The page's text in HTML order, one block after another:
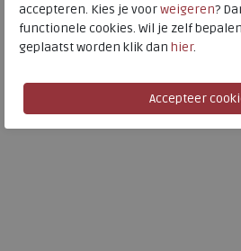
€ 119,95
€ 71,97
€
€
37
accepteren. Kies je voorweigeren?
functionele cookies. Wil je zelf
geplaatst worden klik dan hier.